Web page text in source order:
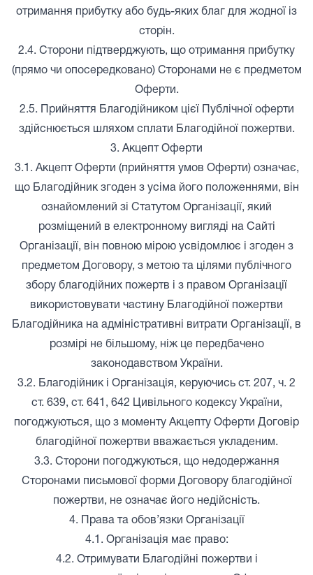
отримання прибутку або будь-яких благ для жодної із
сторін.
2.4. Сторони підтверджують, що отримання прибутку
(прямо чи опосередковано) Сторонами не є предметом
Оферти.
2.5. Прийняття Благодійником цієї Публічної оферти
здійснюється шляхом сплати Благодійної пожертви.
3. Акцепт Оферти
3.1. Акцепт Оферти (прийняття умов Оферти) означає,
що Благодійник згоден з усіма його положеннями, він
ознайомлений зі Статутом Організації, який
розміщений в електронному вигляді на Сайті
Організації, він повною мірою усвідомлює і згоден з
предметом Договору, з метою та цілями публічного
збору благодійних пожертв і з правом Організації
використовувати частину Благодійної пожертви
Благодійника на адміністративні витрати Організації, в
розмірі не більшому, ніж це передбачено
законодавством України.
3.2. Благодійник і Організація, керуючись ст. 207, ч. 2
ст. 639, ст. 641, 642 Цивільного кодексу України,
погоджуються, що з моменту Акцепту Оферти Договір
благодійної пожертви вважається укладеним.
3.3. Сторони погоджуються, що недодержання
Сторонами письмової форми Договору благодійної
пожертви, не означає його недійсність.
4. Права та обов’язки Організації
4.1. Організація має право:
4.2. Отримувати Благодійні пожертви і